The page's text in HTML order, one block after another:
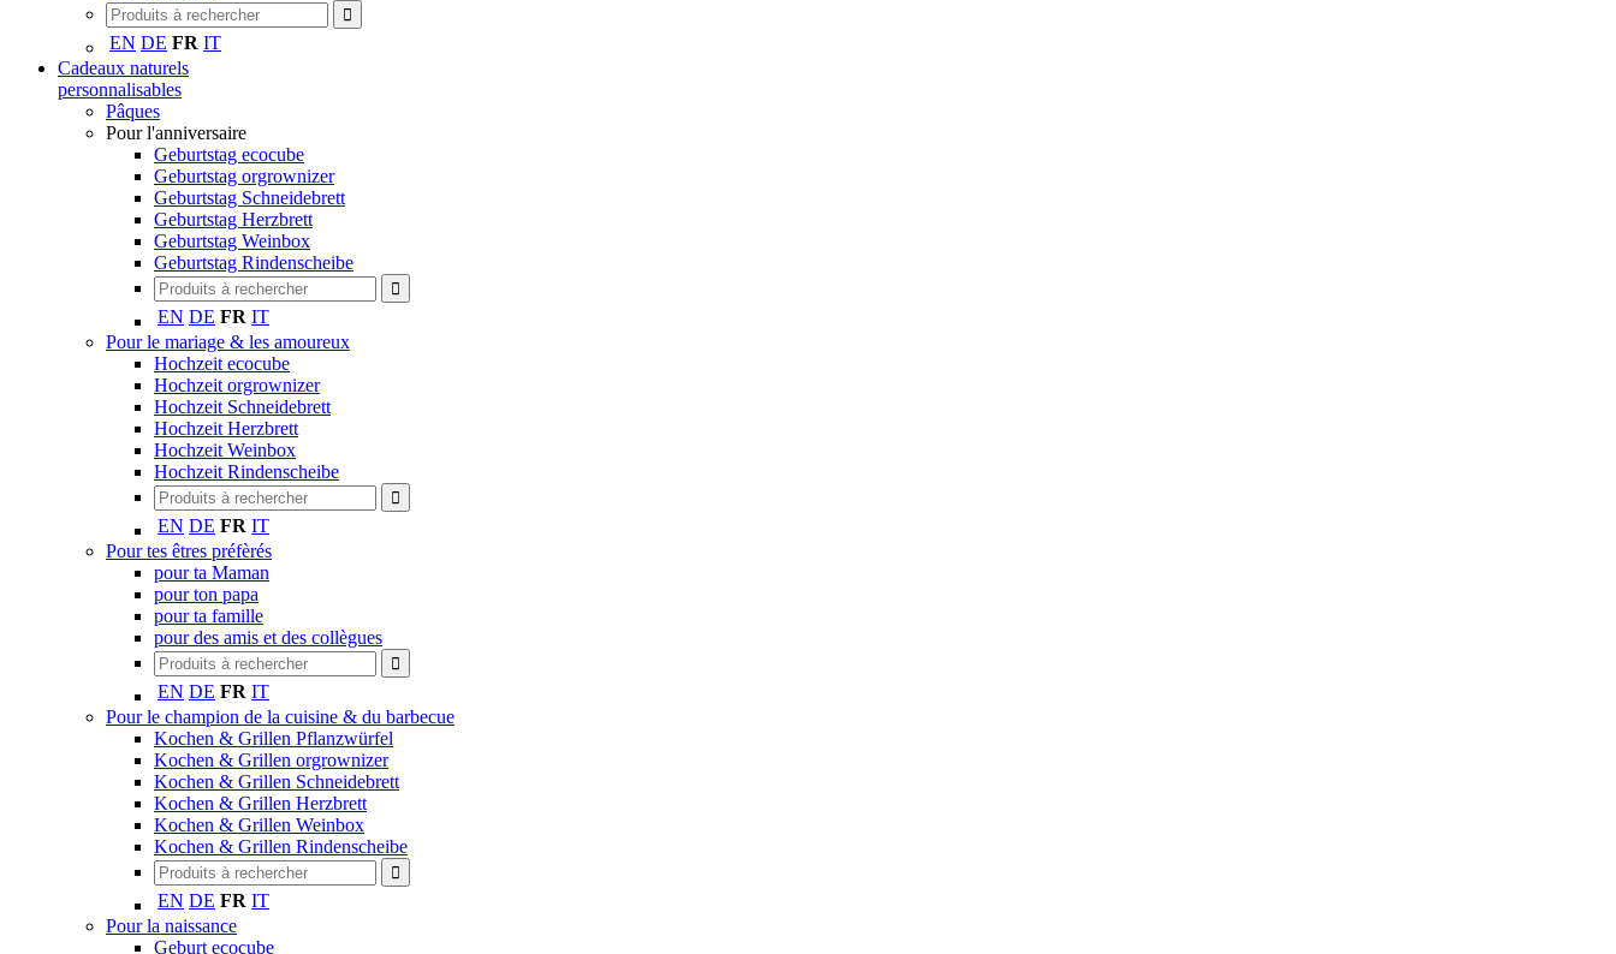
EN DE FR IT
Cadeaux naturels
personnalisables
Pâques
Pour l'anniversaire
Geburtstag ecocube
Geburtstag orgrownizer
Geburtstag Schneidebrett
Geburtstag Herzbrett
Geburtstag Weinbox
Geburtstag Rindenscheibe
EN DE FR IT
Pour le mariage & les amoureux
Hochzeit ecocube
Hochzeit orgrownizer
Hochzeit Schneidebrett
Hochzeit Herzbrett
Hochzeit Weinbox
Hochzeit Rindenscheibe
EN DE FR IT
Pour tes êtres préfèrés
pour ta Maman
pour ton papa
pour ta famille
pour des amis et des collègues
EN DE FR IT
Pour le champion de la cuisine & du barbecue
Kochen & Grillen Pflanzwürfel
Kochen & Grillen orgrownizer
Kochen & Grillen Schneidebrett
Kochen & Grillen Herzbrett
Kochen & Grillen Weinbox
Kochen & Grillen Rindenscheibe
EN DE FR IT
Pour la naissance
Geburt ecocube